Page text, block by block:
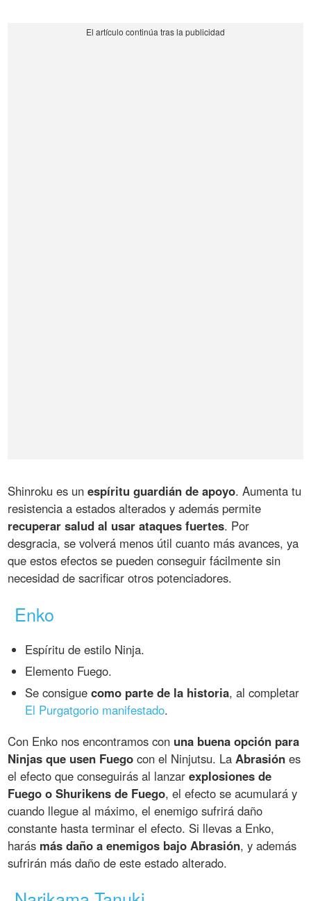
Shinroku es unespíritu guardián de apoyo. Aumenta tu
resistencia a estados alterados y además permite
recuperar salud al usar ataques fuertes. Por
desgracia, se volverá menos útil cuanto más avances, ya
que estos efectos se pueden conseguir fácilmente sin
necesidad de sacrificar otros potenciadores.
Enko
Espíritu de estilo Ninja.
Elemento Fuego.
Se consiguecomo parte de la historia, al completar
El Purgatgorio manifestado.
Con Enko nos encontramos con una buena opción para
Ninjas que usen Fuego con el Ninjutsu. La Abrasión es
el efecto que conseguirás al lanzarexplosiones de
Fuego o Shurikens de Fuego, el efecto se acumulará y
cuando llegue al máximo, el enemigo sufrirá daño
constante hasta terminar el efecto. Si llevas a Enko,
harás más daño a enemigos bajo Abrasión, y además
sufrirán más daño de este estado alterado.